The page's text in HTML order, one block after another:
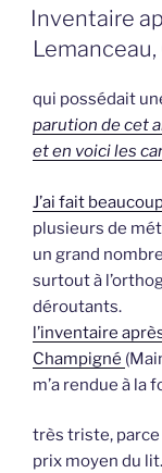
LE
Inventaire
qui possédait
parution de cet
et en voici les
J’ai fait
plusieurs de
un grand
surtout à
déroutants.
l’inventaire
Champigné
m’a rendue à la
très triste, parce
prix moyen du